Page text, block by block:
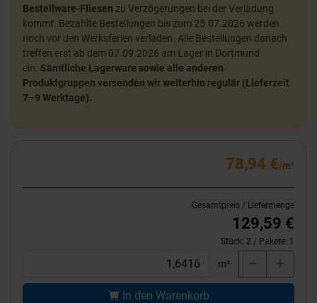
Bestellware-Fliesen zu Verzögerungen bei der Verladung
kommt. Bezahlte Bestellungen bis zum 25.07.2026 werden
noch vor den Werksferien verladen. Alle Bestellungen danach
treffen erst ab dem 07.09.2026 am Lager in Dortmund
ein. Sämtliche Lagerware sowie alle anderen
Produktgruppen versenden wir weiterhin regulär (Lieferzeit
7–9 Werktage).
78,94 €/m²
Gesamtpreis / Liefermenge
129,59 €
Stück: 2 / Pakete: 1
m²
In den Warenkorb